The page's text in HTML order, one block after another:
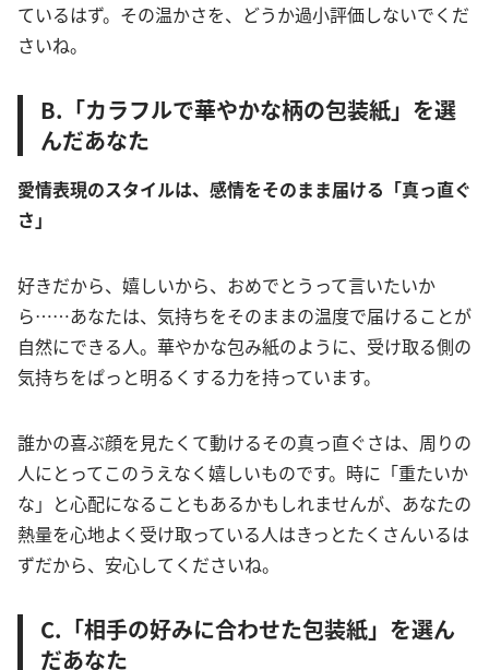
ているはず。その温かさを、どうか過小評価しないでくだ
さいね。
B.「カラフルで華やかな柄の包装紙」を選
んだあなた
愛情表現のスタイルは、感情をそのまま届ける「真っ直ぐ
さ」
好きだから、嬉しいから、おめでとうって言いたいか
ら……あなたは、気持ちをそのままの温度で届けることが
自然にできる人。華やかな包み紙のように、受け取る側の
気持ちをぱっと明るくする力を持っています。
誰かの喜ぶ顔を見たくて動けるその真っ直ぐさは、周りの
人にとってこのうえなく嬉しいものです。時に「重たいか
な」と心配になることもあるかもしれませんが、あなたの
熱量を心地よく受け取っている人はきっとたくさんいるは
ずだから、安心してくださいね。
C.「相手の好みに合わせた包装紙」を選ん
だあなた